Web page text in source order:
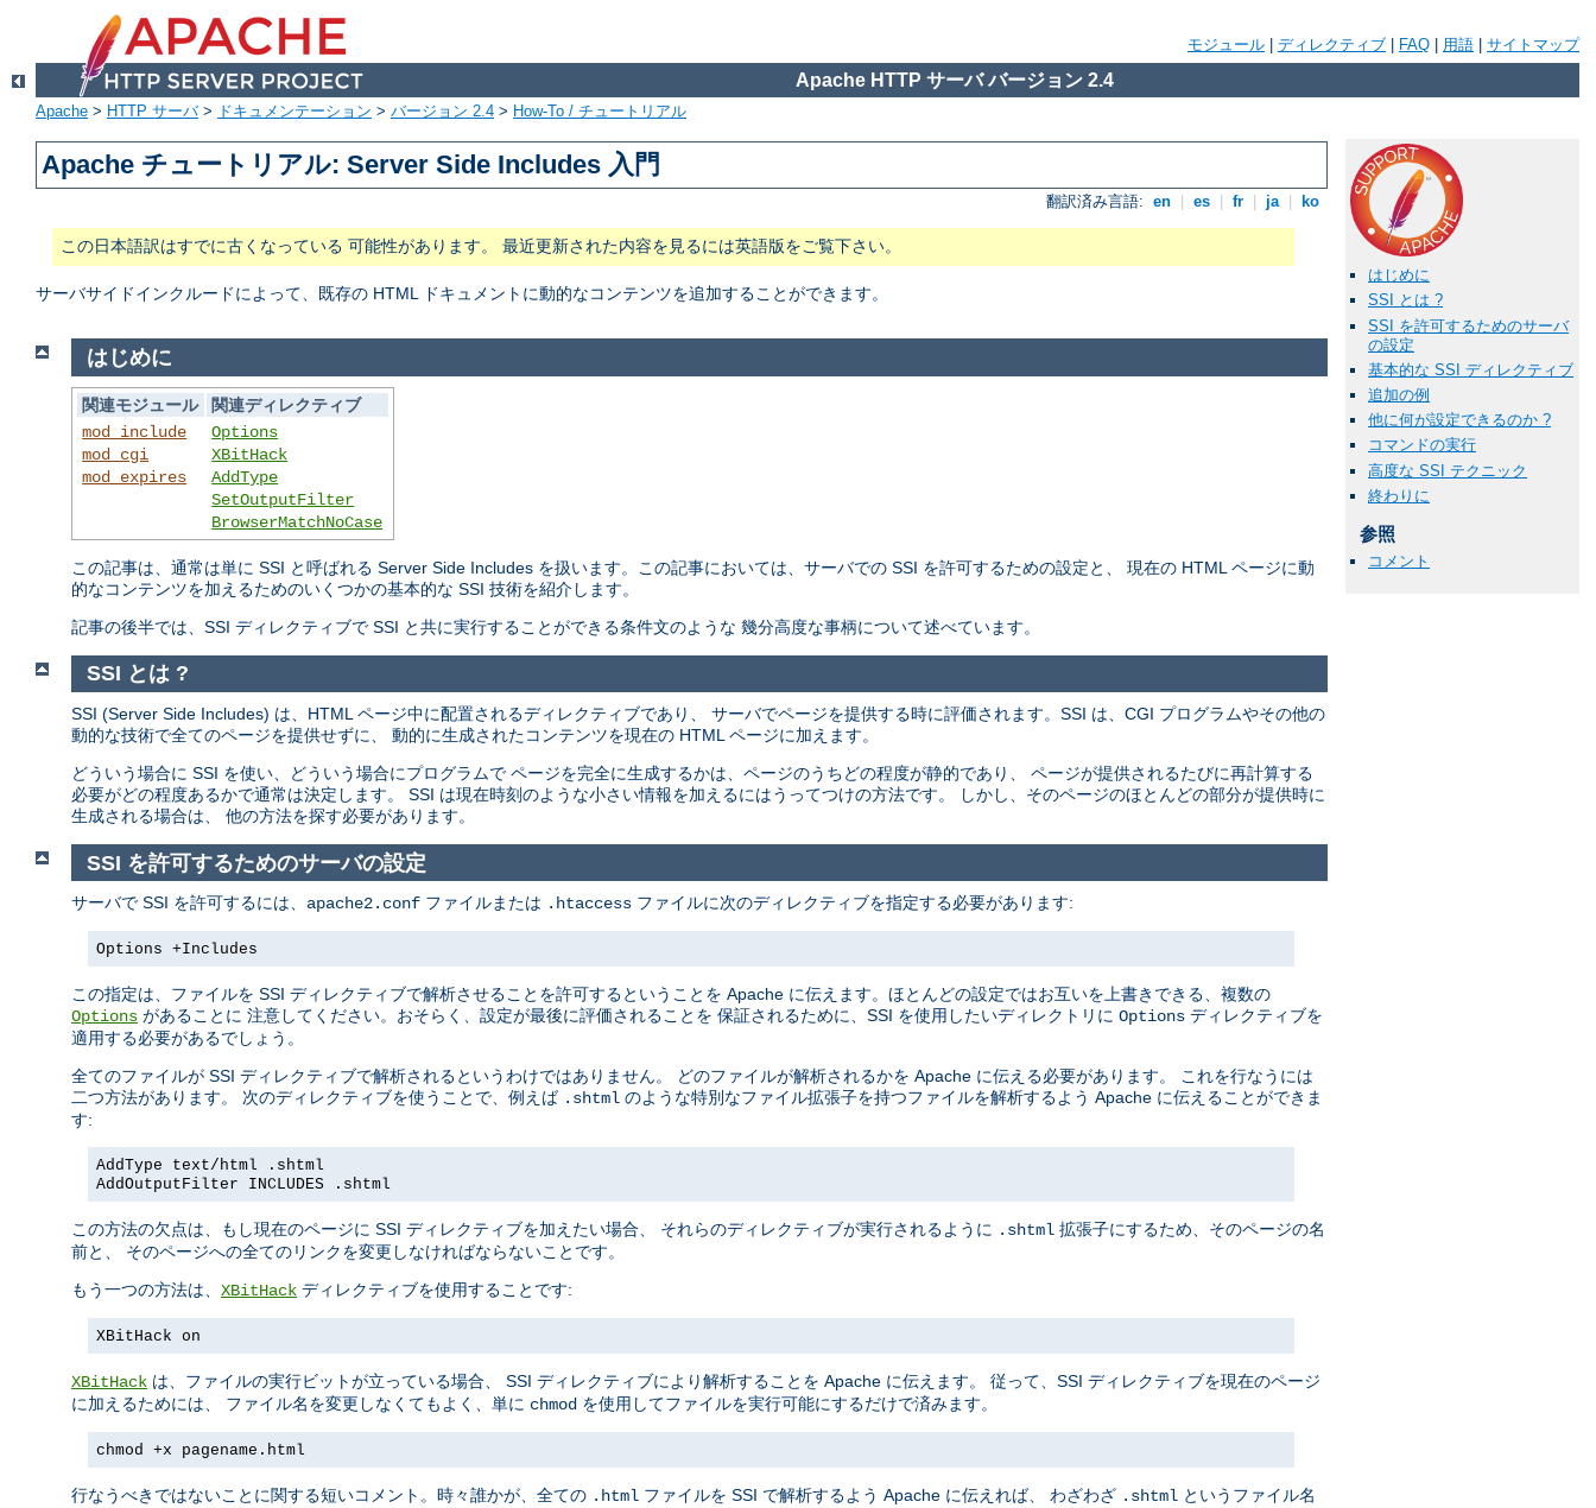
モジュール ディレクティブ FAQ 用語 サイトマップ
Apache HTTP サーバ バージョン 2.4
Apache > HTTP サーバ> ドキュメンテーション > バージョン 2.4 > How-To / チュートリアル
Apache チュートリアル: Server Side Includes 入門
翻訳済み言語: en es fr ja ko
この日本語訳はすでに古くなっている 可能性があります。 最近更新された内容を見るには英語版をご覧下さい。
サーバサイドインクルードによって、既存の HTML ドキュメントに動的なコンテンツを追加することができます。
はじめに
SSI とは ?
SSI を許可するためのサーバ
の設定
基本的な SSI ディレクティブ
追加の例
他に何が設定できるのか ?
コマンドの実行
高度な SSI テクニック
終わりに
参照
コメント
はじめに
関連モジュール
関連ディレクティブ
mod_include
mod_cgi
mod_expires
Options
XBitHack
AddType
SetOutputFilter
BrowserMatchNoCase
この記事は、通常は単に SSI と呼ばれる Server Side Includes を扱います。この記事においては、サーバでの SSI を許可するための設定と、 現在の HTML ページに動
的なコンテンツを加えるためのいくつかの基本的な SSI 技術を紹介します。
記事の後半では、SSI ディレクティブで SSI と共に実行することができる条件文のような 幾分高度な事柄について述べています。
SSI とは ?
SSI (Server Side Includes) は、HTML ページ中に配置されるディレクティブであり、 サーバでページを提供する時に評価されます。SSI は、CGI プログラムやその他の
動的な技術で全てのページを提供せずに、 動的に生成されたコンテンツを現在の HTML ページに加えます。
どういう場合に SSI を使い、どういう場合にプログラムで ページを完全に生成するかは、ページのうちどの程度が静的であり、 ページが提供されるたびに再計算する
必要がどの程度あるかで通常は決定します。 SSI は現在時刻のような小さい情報を加えるにはうってつけの方法です。 しかし、そのページのほとんどの部分が提供時に
生成される場合は、 他の方法を探す必要があります。
SSI を許可するためのサーバの設定
サーバで SSI を許可するには、 apache2.conf ファイルまたは .htaccess ファイルに次のディレクティブを指定する必要があります:
Options +Includes
この指定は、ファイルを SSI ディレクティブで解析させることを許可するということを Apache に伝えます。ほとんどの設定ではお互いを上書きできる、複数の
Options があることに 注意してください。おそらく、設定が最後に評価されることを 保証されるために、SSI を使用したいディレクトリに Options ディレクティブを
適用する必要があるでしょう。
全てのファイルが SSI ディレクティブで解析されるというわけではありません。 どのファイルが解析されるかを Apache に伝える必要があります。 これを行なうには
二つ方法があります。 次のディレクティブを使うことで、例えば .shtml のような特別なファイル拡張子を持つファイルを解析するよう Apache に伝えることができま
す:
AddType text/html .shtml
AddOutputFilter INCLUDES .shtml
この方法の欠点は、もし現在のページに SSI ディレクティブを加えたい場合、 それらのディレクティブが実行されるように .shtml 拡張子にするため、そのページの名
前と、 そのページへの全てのリンクを変更しなければならないことです。
もう一つの方法は、 XBitHack ディレクティブを使用することです:
XBitHack on
XBitHack は、ファイルの実行ビットが立っている場合、 SSI ディレクティブにより解析することを Apache に伝えます。 従って、SSI ディレクティブを現在のページ
に加えるためには、 ファイル名を変更しなくてもよく、単に chmod を使用してファイルを実行可能にするだけで済みます。
chmod +x pagename.html
行なうべきではないことに関する短いコメント。時々誰かが、全ての .html ファイルを SSI で解析するよう Apache に伝えれば、 わざわざ .shtml というファイル名